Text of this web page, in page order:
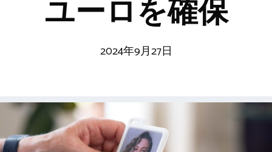
ユーロを確保
2024年9月27日